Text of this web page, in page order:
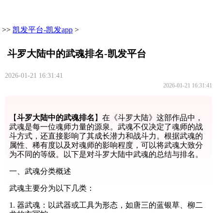
>> 凯发平台-凯发app >
斗罗大陆中的武魂排名-凯发平台
2026-01-21 16:31:41
2026-01-21 16:31:41
【斗罗大陆中的武魂排名 】在《斗罗大陆》这部作品中，
武魂是每一位魂师力量的源泉。武魂不仅决定了魂师的战
斗方式，还直接影响了其成长潜力和战斗力。根据武魂的
属性、稀有度以及对魂师的影响程度，可以将武魂大致分
为不同的等级。以下是对斗罗大陆中武魂的总结与排名。
一、武魂分类概述
武魂主要分为以下几类：
1. 器武魂：以武器或工具为形态，如唐三的蓝银草、柳二